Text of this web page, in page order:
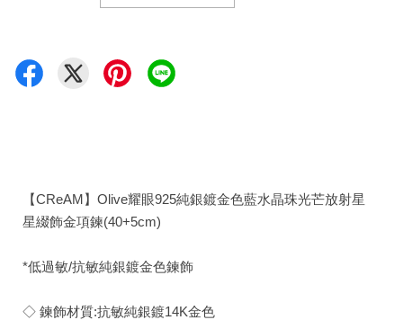
【CReAM】Olive耀眼925純銀鍍金色藍水晶珠光芒放射星
星綴飾金項鍊(40+5cm)
*低過敏/抗敏純銀鍍金色鍊飾
◇ 鍊飾材質:抗敏純銀鍍14K金色